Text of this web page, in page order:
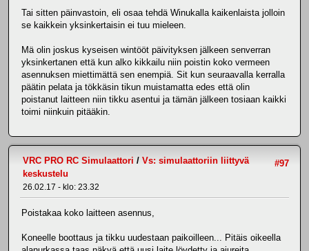
Tai sitten päinvastoin, eli osaa tehdä Winukalla kaikenlaista jolloin
se kaikkein yksinkertaisin ei tuu mieleen.
Mä olin joskus kyseisen wintööt päivityksen jälkeen senverran
yksinkertanen että kun alko kikkailu niin poistin koko vermeen
asennuksen miettimättä sen enempiä. Sit kun seuraavalla kerralla
päätin pelata ja tökkäsin tikun muistamatta edes että olin
poistanut laitteen niin tikku asentui ja tämän jälkeen tosiaan kaikki
toimi niinkuin pitääkin.
#97
VRC PRO RC Simulaattori / Vs: simulaattoriin liittyvä
keskustelu
26.02.17 - klo: 23.32
Poistakaa koko laitteen asennus,
Koneelle boottaus ja tikku uudestaan paikoilleen... Pitäis oikeella